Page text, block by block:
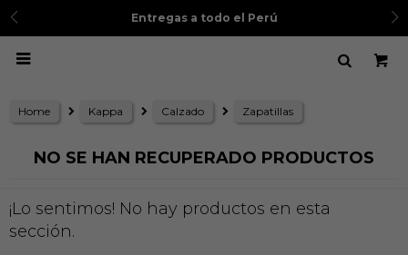
Entregas a todo el Perú

Home Kappa Calzado Zapatillas
NO SE HAN RECUPERADO PRODUCTOS
¡Lo sentimos! No hay productos en esta
sección.